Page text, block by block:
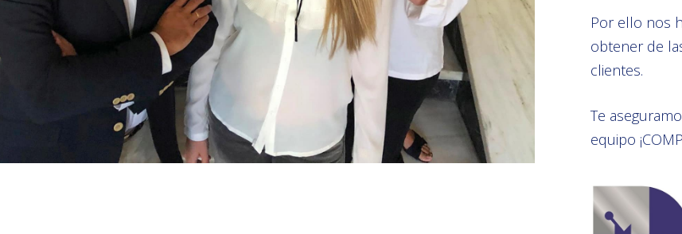
Por ello nos
obtener de
clientes.
Te
equipo